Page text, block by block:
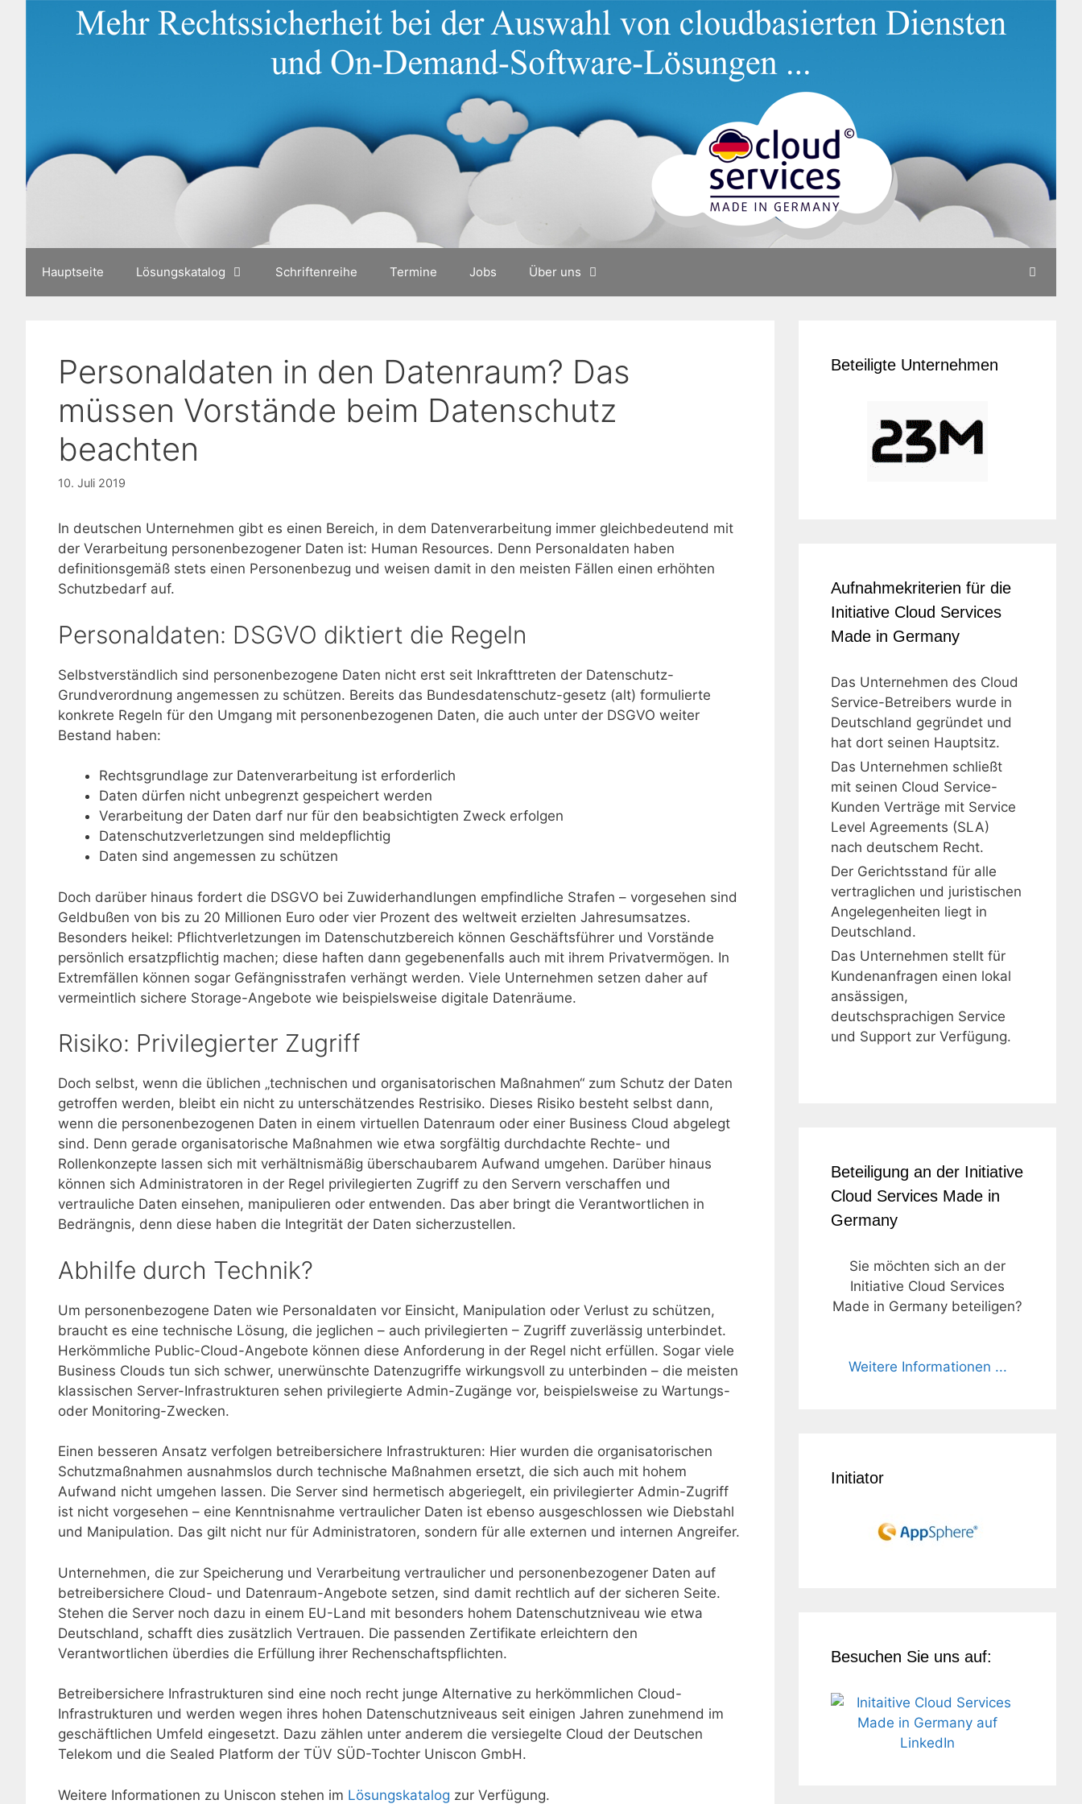
Hauptseite Lösungskatalog Schriftenreihe Termine Jobs Über uns
Personaldaten in den Datenraum? Das
müssen Vorstände beim Datenschutz
beachten
10. Juli 2019
In deutschen Unternehmen gibt es einen Bereich, in dem Datenverarbeitung immer gleichbedeutend mit
der Verarbeitung personenbezogener Daten ist: Human Resources. Denn Personaldaten haben
definitionsgemäß stets einen Personenbezug und weisen damit in den meisten Fällen einen erhöhten
Schutzbedarf auf.
Personaldaten: DSGVO diktiert die Regeln
Selbstverständlich sind personenbezogene Daten nicht erst seit Inkrafttreten der Datenschutz-
Grundverordnung angemessen zu schützen. Bereits das Bundesdatenschutz-gesetz (alt) formulierte
konkrete Regeln für den Umgang mit personenbezogenen Daten, die auch unter der DSGVO weiter
Bestand haben:
Rechtsgrundlage zur Datenverarbeitung ist erforderlich
Daten dürfen nicht unbegrenzt gespeichert werden
Verarbeitung der Daten darf nur für den beabsichtigten Zweck erfolgen
Datenschutzverletzungen sind meldepflichtig
Daten sind angemessen zu schützen
Doch darüber hinaus fordert die DSGVO bei Zuwiderhandlungen empfindliche Strafen – vorgesehen sind
Geldbußen von bis zu 20 Millionen Euro oder vier Prozent des weltweit erzielten Jahresumsatzes.
Besonders heikel: Pflichtverletzungen im Datenschutzbereich können Geschäftsführer und Vorstände
persönlich ersatzpflichtig machen; diese haften dann gegebenenfalls auch mit ihrem Privatvermögen. In
Extremfällen können sogar Gefängnisstrafen verhängt werden. Viele Unternehmen setzen daher auf
vermeintlich sichere Storage-Angebote wie beispielsweise digitale Datenräume.
Risiko: Privilegierter Zugriff
Doch selbst, wenn die üblichen „technischen und organisatorischen Maßnahmen“ zum Schutz der Daten
getroffen werden, bleibt ein nicht zu unterschätzendes Restrisiko. Dieses Risiko besteht selbst dann,
wenn die personenbezogenen Daten in einem virtuellen Datenraum oder einer Business Cloud abgelegt
sind. Denn gerade organisatorische Maßnahmen wie etwa sorgfältig durchdachte Rechte- und
Rollenkonzepte lassen sich mit verhältnismäßig überschaubarem Aufwand umgehen. Darüber hinaus
können sich Administratoren in der Regel privilegierten Zugriff zu den Servern verschaffen und
vertrauliche Daten einsehen, manipulieren oder entwenden. Das aber bringt die Verantwortlichen in
Bedrängnis, denn diese haben die Integrität der Daten sicherzustellen.
Abhilfe durch Technik?
Um personenbezogene Daten wie Personaldaten vor Einsicht, Manipulation oder Verlust zu schützen,
braucht es eine technische Lösung, die jeglichen – auch privilegierten – Zugriff zuverlässig unterbindet.
Herkömmliche Public-Cloud-Angebote können diese Anforderung in der Regel nicht erfüllen. Sogar viele
Business Clouds tun sich schwer, unerwünschte Datenzugriffe wirkungsvoll zu unterbinden – die meisten
klassischen Server-Infrastrukturen sehen privilegierte Admin-Zugänge vor, beispielsweise zu Wartungs-
oder Monitoring-Zwecken.
Einen besseren Ansatz verfolgen betreibersichere Infrastrukturen: Hier wurden die organisatorischen
Schutzmaßnahmen ausnahmslos durch technische Maßnahmen ersetzt, die sich auch mit hohem
Aufwand nicht umgehen lassen. Die Server sind hermetisch abgeriegelt, ein privilegierter Admin-Zugriff
ist nicht vorgesehen – eine Kenntnisnahme vertraulicher Daten ist ebenso ausgeschlossen wie Diebstahl
und Manipulation. Das gilt nicht nur für Administratoren, sondern für alle externen und internen Angreifer.
Unternehmen, die zur Speicherung und Verarbeitung vertraulicher und personenbezogener Daten auf
betreibersichere Cloud- und Datenraum-Angebote setzen, sind damit rechtlich auf der sicheren Seite.
Stehen die Server noch dazu in einem EU-Land mit besonders hohem Datenschutzniveau wie etwa
Deutschland, schafft dies zusätzlich Vertrauen. Die passenden Zertifikate erleichtern den
Verantwortlichen überdies die Erfüllung ihrer Rechenschaftspflichten.
Betreibersichere Infrastrukturen sind eine noch recht junge Alternative zu herkömmlichen Cloud-
Infrastrukturen und werden wegen ihres hohen Datenschutzniveaus seit einigen Jahren zunehmend im
geschäftlichen Umfeld eingesetzt. Dazu zählen unter anderem die versiegelte Cloud der Deutschen
Telekom und die Sealed Platform der TÜV SÜD-Tochter Uniscon GmbH.
Weitere Informationen zu Uniscon stehen im Lösungskatalog zur Verfügung.
Beteiligte Unternehmen
Aufnahmekriterien für die
Initiative Cloud Services
Made in Germany
Das Unternehmen des Cloud
Service-Betreibers wurde in
Deutschland gegründet und
hat dort seinen Hauptsitz.
Das Unternehmen schließt
mit seinen Cloud Service-
Kunden Verträge mit Service
Level Agreements (SLA)
nach deutschem Recht.
Der Gerichtsstand für alle
vertraglichen und juristischen
Angelegenheiten liegt in
Deutschland.
Das Unternehmen stellt für
Kundenanfragen einen lokal
ansässigen,
deutschsprachigen Service
und Support zur Verfügung.
Beteiligung an der Initiative
Cloud Services Made in
Germany
Sie möchten sich an der
Initiative Cloud Services
Made in Germany beteiligen?
Weitere Informationen ...
Initiator
Besuchen Sie uns auf: